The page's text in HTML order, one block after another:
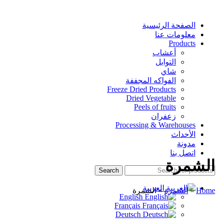
الصفحة الرئيسية
معلومات عنا
Products
أعشاب
التوابل
شاي
الفواكه المجففة
Freeze Dried Products
Dried Vegetable
Peels of fruits
زعفران
Processing & Warehouses
الأحداث
مدونة
اتصل بنا
Search
العربية
English
Français
Deutsch
الشمرة
Home
»الشمرة»الشمرة